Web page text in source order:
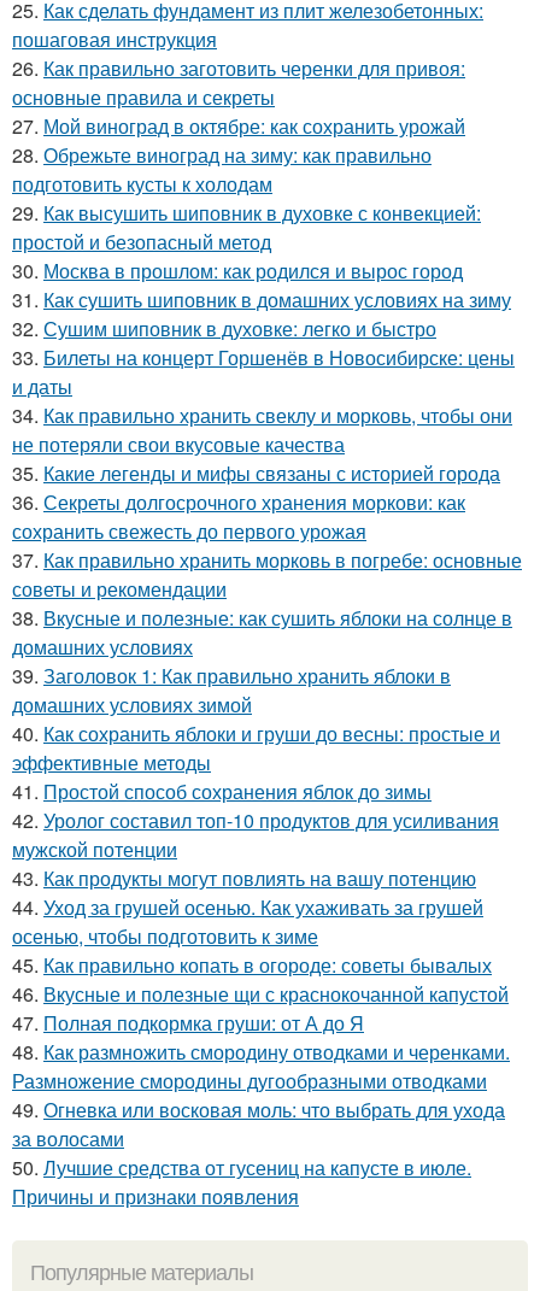
25. Как сделать фундамент из плит железобетонных:
пошаговая инструкция
26. Как правильно заготовить черенки для привоя:
основные правила и секреты
27. Мой виноград в октябре: как сохранить урожай
28. Обрежьте виноград на зиму: как правильно
подготовить кусты к холодам
29. Как высушить шиповник в духовке с конвекцией:
простой и безопасный метод
30. Москва в прошлом: как родился и вырос город
31. Как сушить шиповник в домашних условиях на зиму
32. Сушим шиповник в духовке: легко и быстро
33. Билеты на концерт Горшенёв в Новосибирске: цены
и даты
34. Как правильно хранить свеклу и морковь, чтобы они
не потеряли свои вкусовые качества
35. Какие легенды и мифы связаны с историей города
36. Секреты долгосрочного хранения моркови: как
сохранить свежесть до первого урожая
37. Как правильно хранить морковь в погребе: основные
советы и рекомендации
38. Вкусные и полезные: как сушить яблоки на солнце в
домашних условиях
39. Заголовок 1: Как правильно хранить яблоки в
домашних условиях зимой
40. Как сохранить яблоки и груши до весны: простые и
эффективные методы
41. Простой способ сохранения яблок до зимы
42. Уролог составил топ-10 продуктов для усиливания
мужской потенции
43. Как продукты могут повлиять на вашу потенцию
44. Уход за грушей осенью. Как ухаживать за грушей
осенью, чтобы подготовить к зиме
45. Как правильно копать в огороде: советы бывалых
46. Вкусные и полезные щи с краснокочанной капустой
47. Полная подкормка груши: от А до Я
48. Как размножить смородину отводками и черенками.
Размножение смородины дугообразными отводками
49. Огневка или восковая моль: что выбрать для ухода
за волосами
50. Лучшие средства от гусениц на капусте в июле.
Причины и признаки появления
Популярные материалы